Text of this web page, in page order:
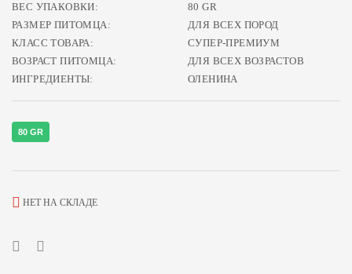
ВЕС УПАКОВКИ:
80 GR
РАЗМЕР ПИТОМЦА:
ДЛЯ ВСЕХ ПОРОД
КЛАСС ТОВАРА:
СУПЕР-ПРЕМИУМ
ВОЗРАСТ ПИТОМЦА:
ДЛЯ ВСЕХ ВОЗРАСТОВ
ИНГРЕДИЕНТЫ:
ОЛЕНИНА
80 GR
НЕТ НА СКЛАДЕ